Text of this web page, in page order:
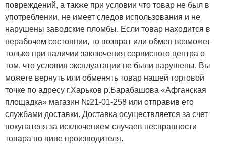
повреждений, а также при условии что товар не был в
употреблении, не имеет следов использования и не
нарушены заводские пломбы. Если товар находится в
нерабочем состоянии, то возврат или обмен возможет
только при наличии заключения сервисного центра о
том, что условия эксплуатации не были нарушены. Вы
можете вернуть или обменять товар нашей торговой
точке по адресу г.Харьков р.Барабашова «Афганская
площадка» магазин №21-01-258 или отправив его
службами доставки. Доставка осуществляется за счет
покупателя за исключением случаев несправности
товара по вине производителя.